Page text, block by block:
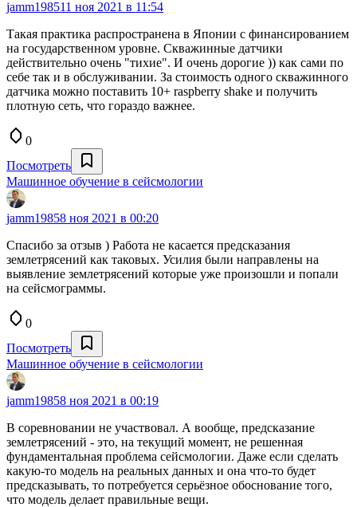
jamm198511 ноя 2021 в 11:54
Такая практика распространена в Японии с финансированием
на государственном уровне. Скважинные датчики
действительно очень "тихие". И очень дорогие )) как сами по
себе так и в обслуживании. За стоимость одного скважинного
датчика можно поставить 10+ raspberry shake и получить
плотную сеть, что гораздо важнее.
0
Посмотреть
Машинное обучение в сейсмологии
jamm19858 ноя 2021 в 00:20
Спасибо за отзыв ) Работа не касается предсказания
землетрясений как таковых. Усилия были направлены на
выявление землетрясений которые уже произошли и попали
на сейсмограммы.
0
Посмотреть
Машинное обучение в сейсмологии
jamm19858 ноя 2021 в 00:19
В соревновании не участвовал. А вообще, предсказание
землетрясений - это, на текущий момент, не решенная
фундаментальная проблема сейсмологии. Даже если сделать
какую-то модель на реальных данных и она что-то будет
предсказывать, то потребуется серьёзное обоснование того,
что модель делает правильные вещи.